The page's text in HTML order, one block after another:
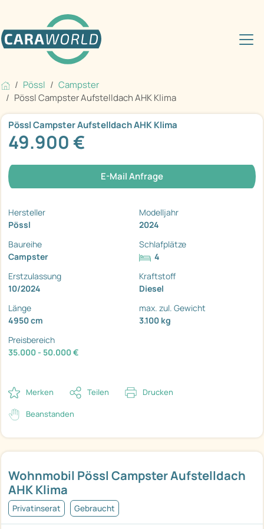
Pössl
Campster
Pössl Campster Aufstelldach AHK Klima
Wohnmobil Pössl Campster Aufstelldach
AHK Klima
Privatinserat Gebraucht
Pössl Campster Aufstelldach AHK Klima
49.900 €
E-Mail Anfrage
Hersteller
Pössl
Modelljahr
2024
Baureihe
Campster
Schlafplätze
4
Erstzulassung
10/2024
Kraftstoff
Diesel
Länge
4950 cm
max. zul. Gewicht
3.100 kg
Preisbereich
35.000 - 50.000 €
Merken Teilen Drucken
Beanstanden